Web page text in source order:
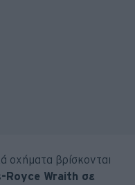
οχήματα βρίσκονται
Royce Wraith σε